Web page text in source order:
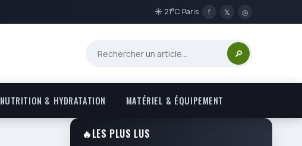
☀ 21°C Paris f 𝕏 ◎
🔎
NUTRITION & HYDRATATION MATÉRIEL & ÉQUIPEMENT
🔥LES PLUS LUS